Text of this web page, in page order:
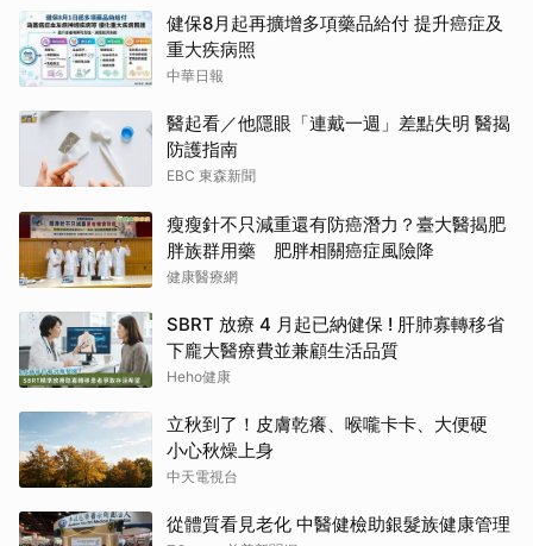
健保8月起再擴增多項藥品給付 提升癌症及
重大疾病照
中華日報
醫起看／他隱眼「連戴一週」差點失明 醫揭
防護指南
EBC 東森新聞
瘦瘦針不只減重還有防癌潛力？臺大醫揭肥
胖族群用藥 肥胖相關癌症風險降
健康醫療網
SBRT 放療 4 月起已納健保 ! 肝肺寡轉移省
下龐大醫療費並兼顧生活品質
Heho健康
立秋到了！皮膚乾癢、喉嚨卡卡、大便硬
小心秋燥上身
中天電視台
從體質看見老化 中醫健檢助銀髮族健康管理